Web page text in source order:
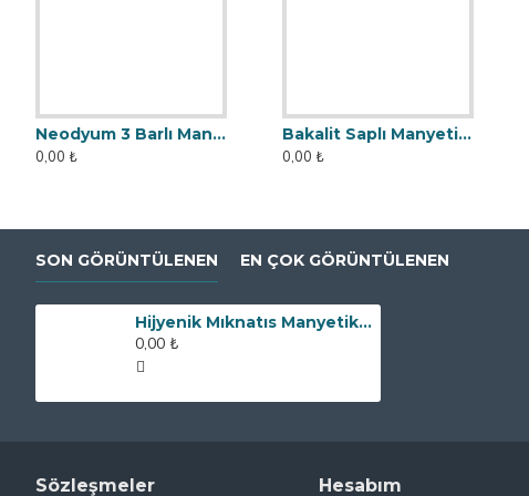
Neodyum 3 Barlı Manyetik Elek Mıknatıs Seperatör
0,00 ₺
Bakalit Saplı Manyetik Çubuk Mıknatıs - Ø25x140 mm - Yüksek Gauss Gücü
0,00 ₺
SON GÖRÜNTÜLENEN EN ÇOK GÖRÜNTÜLENEN
Hijyenik Mıknatıs Manyetik Filtre - 1 1/4″ - DN32
0,00 ₺
Sözleşmeler Hesabım